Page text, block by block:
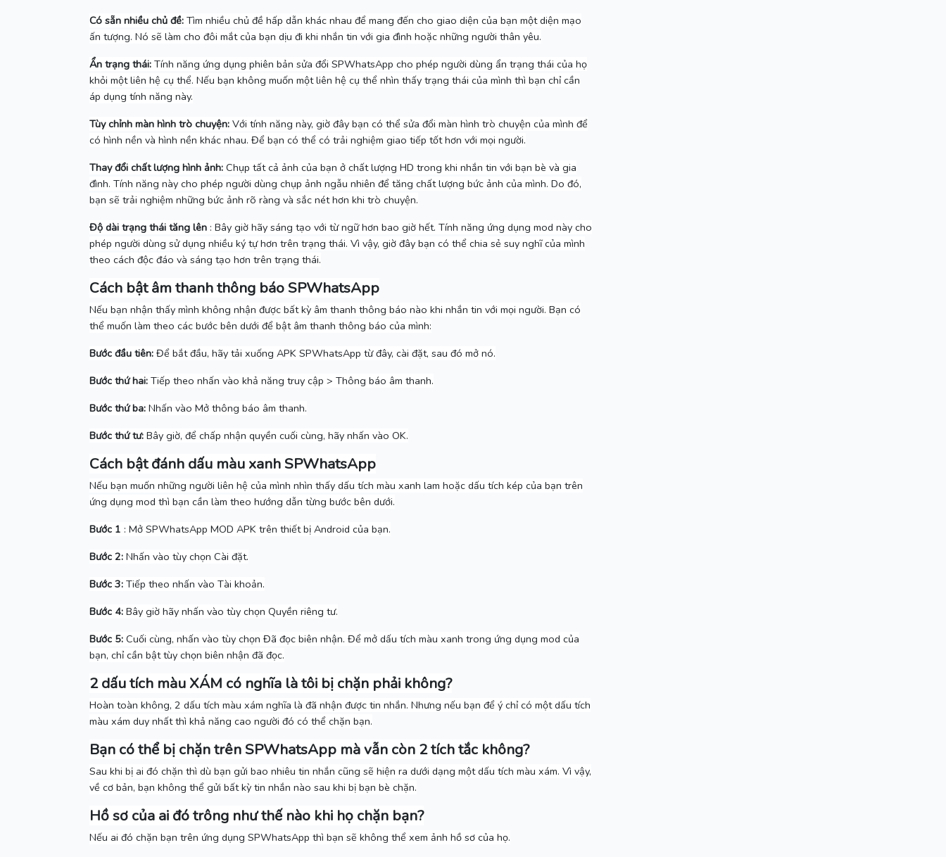
Có sẵn nhiều chủ đề: Tìm nhiều chủ đề hấp dẫn khác nhau để mang đến cho giao diện của bạn một diện mạo
ấn tượng. Nó sẽ làm cho đôi mắt của bạn dịu đi khi nhắn tin với gia đình hoặc những người thân yêu.
Ẩn trạng thái: Tính năng ứng dụng phiên bản sửa đổi SPWhatsApp cho phép người dùng ẩn trạng thái của họ
khỏi một liên hệ cụ thể. Nếu bạn không muốn một liên hệ cụ thể nhìn thấy trạng thái của mình thì bạn chỉ cần
áp dụng tính năng này.
Tùy chỉnh màn hình trò chuyện: Với tính năng này, giờ đây bạn có thể sửa đổi màn hình trò chuyện của mình để
có hình nền và hình nền khác nhau. Để bạn có thể có trải nghiệm giao tiếp tốt hơn với mọi người.
Thay đổi chất lượng hình ảnh: Chụp tất cả ảnh của bạn ở chất lượng HD trong khi nhắn tin với bạn bè và gia
đình. Tính năng này cho phép người dùng chụp ảnh ngẫu nhiên để tăng chất lượng bức ảnh của mình. Do đó,
bạn sẽ trải nghiệm những bức ảnh rõ ràng và sắc nét hơn khi trò chuyện.
Độ dài trạng thái tăng lên : Bây giờ hãy sáng tạo với từ ngữ hơn bao giờ hết. Tính năng ứng dụng mod này cho
phép người dùng sử dụng nhiều ký tự hơn trên trạng thái. Vì vậy, giờ đây bạn có thể chia sẻ suy nghĩ của mình
theo cách độc đáo và sáng tạo hơn trên trạng thái.
Cách bật âm thanh thông báo SPWhatsApp
Nếu bạn nhận thấy mình không nhận được bất kỳ âm thanh thông báo nào khi nhắn tin với mọi người. Bạn có
thể muốn làm theo các bước bên dưới để bật âm thanh thông báo của mình:
Bước đầu tiên: Để bắt đầu, hãy tải xuống APK SPWhatsApp từ đây, cài đặt, sau đó mở nó.
Bước thứ hai: Tiếp theo nhấn vào khả năng truy cập > Thông báo âm thanh.
Bước thứ ba: Nhấn vào Mở thông báo âm thanh.
Bước thứ tư: Bây giờ, để chấp nhận quyền cuối cùng, hãy nhấn vào OK.
Cách bật đánh dấu màu xanh SPWhatsApp
Nếu bạn muốn những người liên hệ của mình nhìn thấy dấu tích màu xanh lam hoặc dấu tích kép của bạn trên
ứng dụng mod thì bạn cần làm theo hướng dẫn từng bước bên dưới.
Bước 1 : Mở SPWhatsApp MOD APK trên thiết bị Android của bạn.
Bước 2: Nhấn vào tùy chọn Cài đặt.
Bước 3: Tiếp theo nhấn vào Tài khoản.
Bước 4: Bây giờ hãy nhấn vào tùy chọn Quyền riêng tư.
Bước 5: Cuối cùng, nhấn vào tùy chọn Đã đọc biên nhận. Để mở dấu tích màu xanh trong ứng dụng mod của
bạn, chỉ cần bật tùy chọn biên nhận đã đọc.
2 dấu tích màu XÁM có nghĩa là tôi bị chặn phải không?
Hoàn toàn không, 2 dấu tích màu xám nghĩa là đã nhận được tin nhắn. Nhưng nếu bạn để ý chỉ có một dấu tích
màu xám duy nhất thì khả năng cao người đó có thể chặn bạn.
Bạn có thể bị chặn trên SPWhatsApp mà vẫn còn 2 tích tắc không?
Sau khi bị ai đó chặn thì dù bạn gửi bao nhiêu tin nhắn cũng sẽ hiện ra dưới dạng một dấu tích màu xám. Vì vậy,
về cơ bản, bạn không thể gửi bất kỳ tin nhắn nào sau khi bị bạn bè chặn.
Hồ sơ của ai đó trông như thế nào khi họ chặn bạn?
Nếu ai đó chặn bạn trên ứng dụng SPWhatsApp thì bạn sẽ không thể xem ảnh hồ sơ của họ.